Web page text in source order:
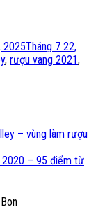
2025Tháng 7 22,
, rượu vang 2021,
– vùng làm rượu
2020 – 95 điểm từ